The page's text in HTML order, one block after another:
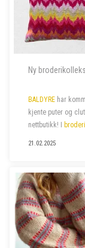
Ny
BALDYRE har
kjente puter og
nettbutikk! I
21.02.2025